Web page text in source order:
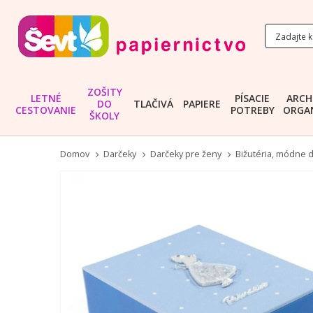
LETNÉ
CESTOVANIE
ZOŠITY
DO
ŠKOLY
TLAČIVÁ PAPIERE
PÍSACIE
POTREBY
Domov Darčeky Darčeky pre ženy Bižutéria, módne